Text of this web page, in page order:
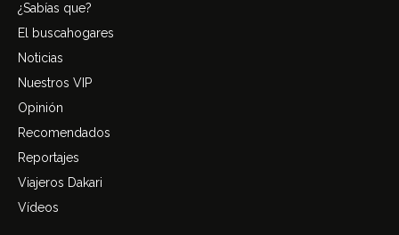
¿Sabías que?
El buscahogares
Noticias
Nuestros VIP
Opinión
Recomendados
Reportajes
Viajeros Dakari
Vídeos